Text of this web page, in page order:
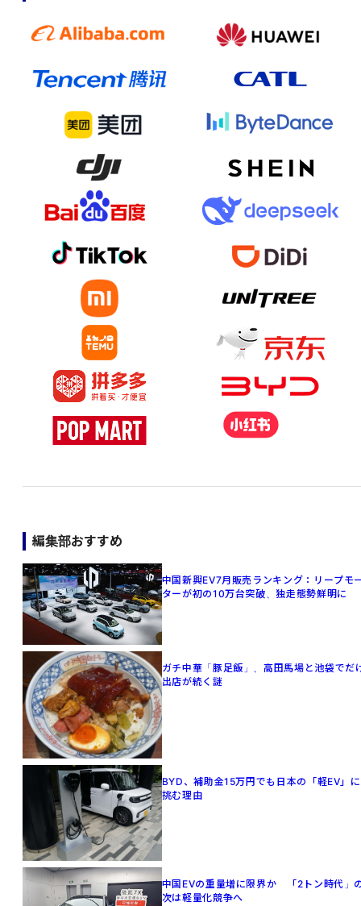
編集部おすすめ
中国新興EV7月販売ランキング：リープモ
ターが初の10万台突破、独走態勢鮮明に
ガチ中華「豚足飯」、高田馬場と池袋でだ
出店が続く謎
BYD、補助金15万円でも日本の「軽EV」に
挑む理由
中国EVの重量増に限界か 「2トン時代」
次は軽量化競争へ